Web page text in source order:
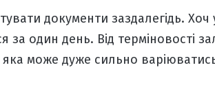
документи заздалегідь. Хоч
один день. Від терміновості
яка може дуже сильно варіюватись